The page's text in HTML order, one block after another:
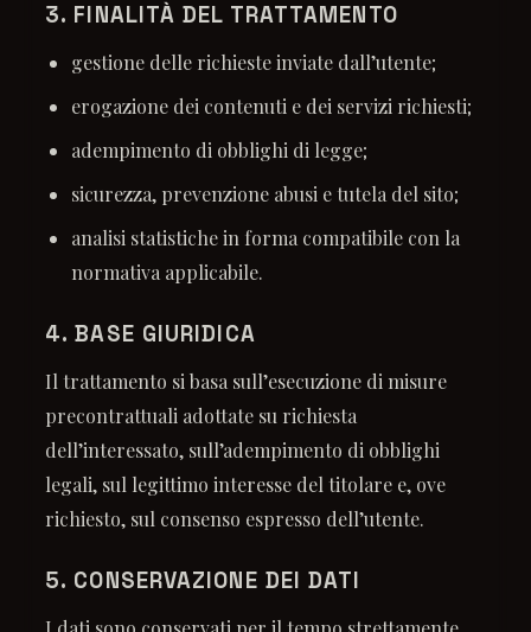
3. FINALITÀ DEL TRATTAMENTO
gestione delle richieste inviate dall’utente;
erogazione dei contenuti e dei servizi richiesti;
adempimento di obblighi di legge;
sicurezza, prevenzione abusi e tutela del sito;
analisi statistiche in forma compatibile con la
normativa applicabile.
4. BASE GIURIDICA
Il trattamento si basa sull’esecuzione di misure
precontrattuali adottate su richiesta
dell’interessato, sull’adempimento di obblighi
legali, sul legittimo interesse del titolare e, ove
richiesto, sul consenso espresso dell’utente.
5. CONSERVAZIONE DEI DATI